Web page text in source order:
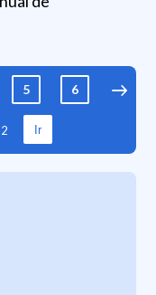
5 6 7
Ir